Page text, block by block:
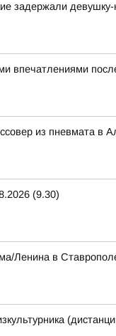
задержали
впечатлениями
из пневмата в
(9.30)
Ленина в